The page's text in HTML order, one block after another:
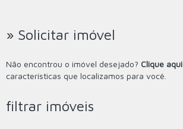
» Solicitar imóvel
Não encontrou o imóvel desejado? Clique aqui
características que localizamos para você.
filtrar imóveis